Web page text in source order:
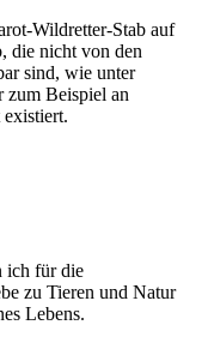
Wildretter-Stab auf
die nicht von den
sind, wie unter
zum Beispiel an
ich für die
zu Tieren und Natur
Lebens.